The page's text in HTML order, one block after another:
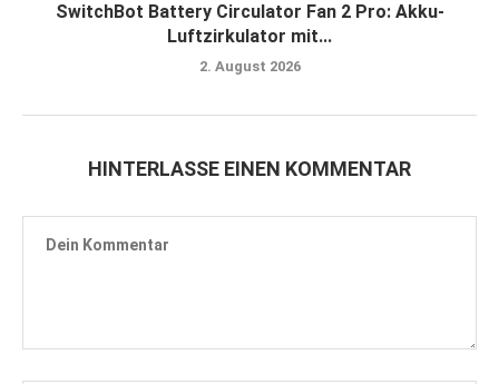
SwitchBot Battery Circulator Fan 2 Pro: Akku-
Luftzirkulator mit...
2. August 2026
HINTERLASSE EINEN KOMMENTAR